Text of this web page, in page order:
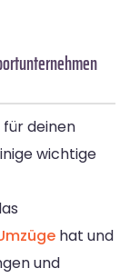
deinen
wichtige
hat und
und